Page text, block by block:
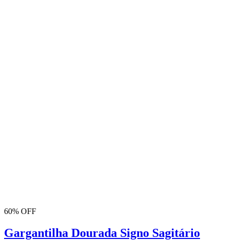
60% OFF
Gargantilha Dourada Signo Sagitário